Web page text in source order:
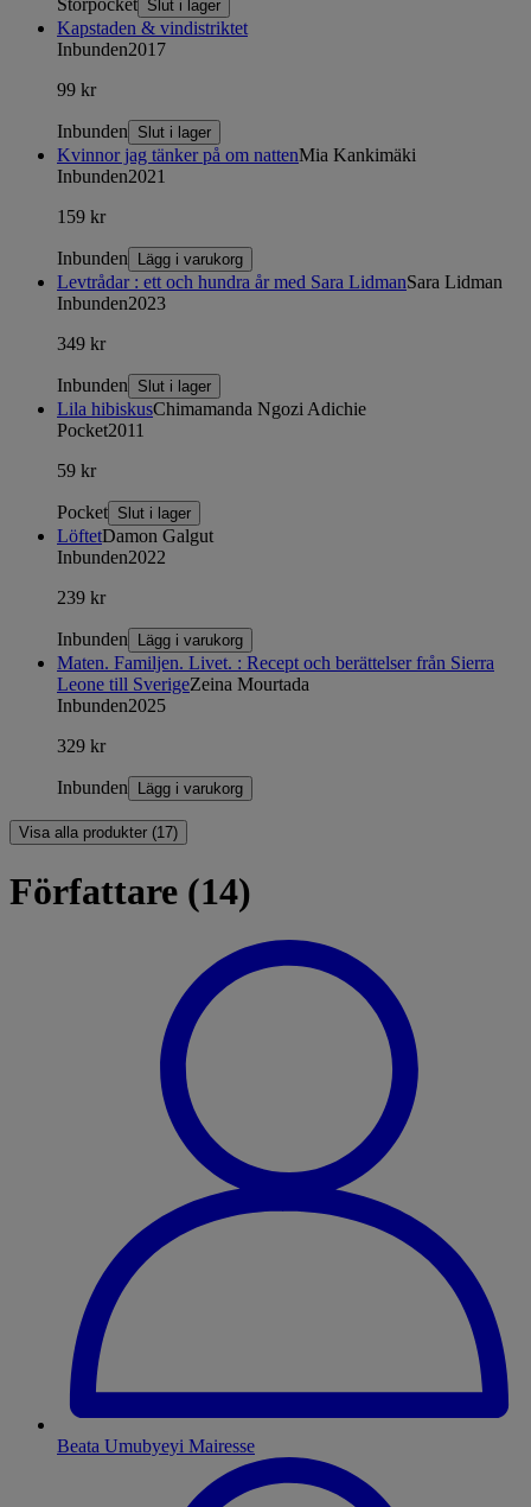
Slut i lager
Kapstaden & vindistriktet
Inbunden2017
99 kr
Inbunden Slut i lager
Kvinnor jag tänker på om nattenMia Kankimäki
Inbunden2021
159 kr
Inbunden Lägg i varukorg
Levtrådar : ett och hundra år med Sara LidmanSara Lidman
Inbunden2023
349 kr
Inbunden Slut i lager
Lila hibiskusChimamanda Ngozi Adichie
Pocket2011
59 kr
Pocket Slut i lager
LöftetDamon Galgut
Inbunden2022
239 kr
Inbunden Lägg i varukorg
Maten. Familjen. Livet. : Recept och berättelser från Sierra
Leone till SverigeZeina Mourtada
Inbunden2025
329 kr
Inbunden Lägg i varukorg
Visa alla produkter (17)
Författare (14)
Beata Umubyeyi Mairesse